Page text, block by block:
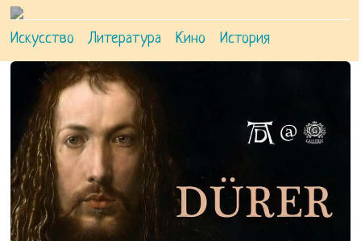
Искусство Литература Кино История